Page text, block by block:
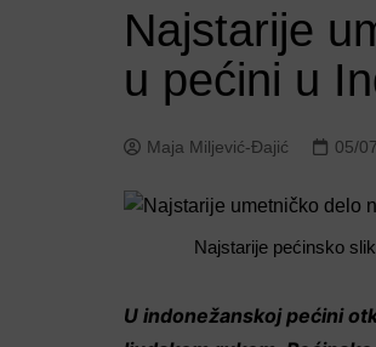
Najstarije
u pećini u
Maja Miljević-Đajić 05/
Najstarije pećinsko
U indonežanskoj pećini